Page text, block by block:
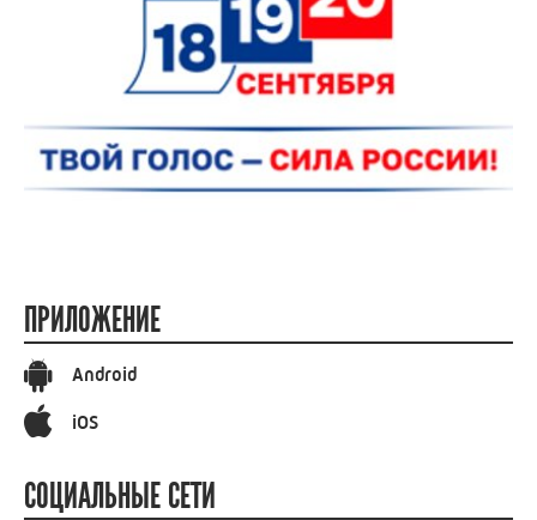
ПРИЛОЖЕНИЕ
Android
iOS
СОЦИАЛЬНЫЕ СЕТИ